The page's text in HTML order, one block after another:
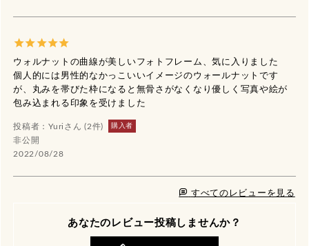
Yuri 2 購入者
非公開
2022/08/28
ウォルナットの曲線が美しいフォトフレーム、気に入りました
個人的には男性的なかっこいいイメージのウォールナットです
が、丸みを帯びた枠になると無骨さがなくなり優しく写真や絵が
包み込まれる印象を受けました
すべてのレビューを見る
あなたのレビュー投稿しませんか？